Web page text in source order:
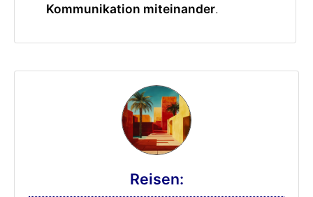
Kommunikation miteinander.
Reisen: